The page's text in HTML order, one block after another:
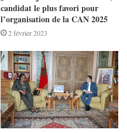
candidat le plus favori pour
l’organisation de la CAN 2025
2 février 2023